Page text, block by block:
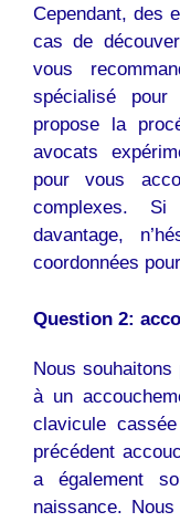
Cependant, des
cas de
vous
spécialisé pour
propose la
avocats
pour vous
complexes.
davantage,
coordonnées
Question 2:
Nous souhaitons
à un
clavicule
précédent
a également
naissance.